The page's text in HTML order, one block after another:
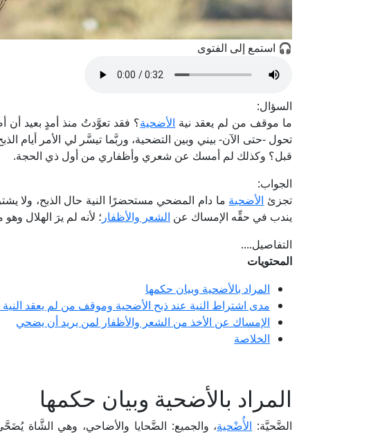
🎧 استمع إلى الفتوى
السؤال:
ما موقف من لم يعقد نية الأضحية؟ فقد تعوَّدتُ منذ أمدٍ بعيد أن
تحول -حتى الآن- بيني وبين التضحية، وربَّما تيسَّر لي الأمر أيام
قبل؟ وكذلك لم أمسك عن شعري وأظفاري من أول ذي الحجة.
الجواب:
تجزئ الأضحية ما دام المضحي مستحضرًا النية حال الذبح، ولا
يندب في حقِّه الإمساك عن الشعر والأظفار ؛ لأنه لم يرَ الهلال
التفاصيل....
المحتويات
المراد بالأضحية وبيان حكمها
مدى اشتراط النية عند ذبح الأضحية وموقف من لم يعقد النية
الإمساك عن الأخذ من الشعر والأظفار لمن يريد أن يضحي
الخلاصة
المراد بالأضحية وبيان حكمها
الضَّحيَّة: الأُضْحية، والجميع: الضَّحايا والأضاحي، وهي الشَّاة